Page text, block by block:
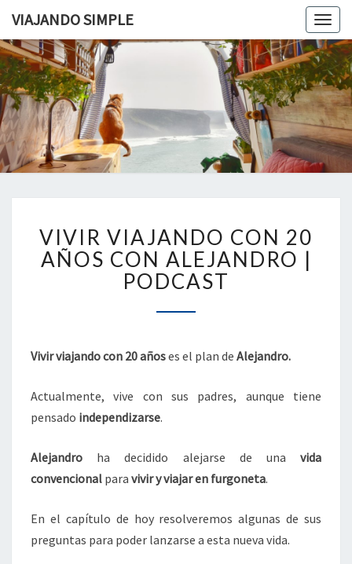
VIAJANDO SIMPLE
SIMPLE
Viviendo
En Un
Camión
Por
Europa
VIAJANDO
CON
20
AÑOS
PODCAST
VIVIR VIAJANDO CON 20
AÑOS CON ALEJANDRO |
PODCAST
Vivir viajando con 20 añoses el plan de Alejandro.
Actualmente, vive con sus padres, aunque tiene
pensado independizarse.
Alejandro ha decidido alejarse de una vida
convencional para vivir y viajar en furgoneta.
En el capítulo de hoy resolveremos algunas de sus
preguntas para poder lanzarse a esta nueva vida.